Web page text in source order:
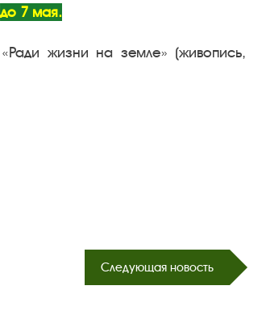
до 7 мая.
жизни на земле» (живопись,
Следующая новость